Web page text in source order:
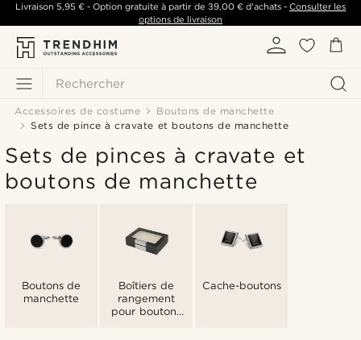
Rechercher
Livraison 5,95 €- Option gratuite à partir de 39,00 €d'achats -Consulter les
options de livraison
Accessoires de costume
Boutons de manchette
Sets de pince à cravate et boutons de manchette
Sets de pinces à cravate et
boutons de manchette
Boutons de
manchette
Boîtiers de
rangement
pour boutons
Cache-boutons